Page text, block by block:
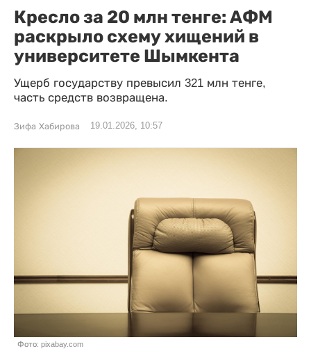
Кресло за 20 млн тенге: АФМ
раскрыло схему хищений в
университете Шымкента
Ущерб государству превысил 321 млн тенге,
часть средств возвращена.
Зифа Хабирова 19.01.2026, 10:57
Фото: pixabay.com